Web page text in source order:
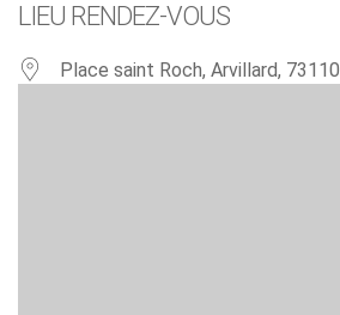
LIEU RENDEZ-VOUS
Place saint Roch, Arvillard, 73110